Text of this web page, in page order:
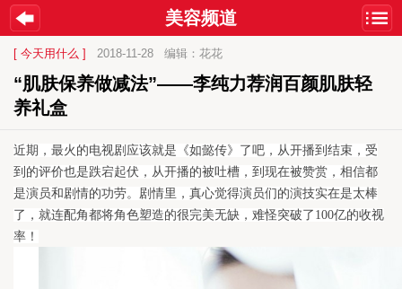
美容频道
[ 今天用什么 ] 2018-11-28 编辑：花花
“肌肤保养做减法”——李纯力荐润百颜肌肤轻
养礼盒
近期，最火的电视剧应该就是《如懿传》了吧，从开播到结束，受
到的评价也是跌宕起伏，从开播的被吐槽，到现在被赞赏，相信都
是演员和剧情的功劳。剧情里，真心觉得演员们的演技实在是太棒
了，就连配角都将角色塑造的很完美无缺，难怪突破了100亿的收视
率！